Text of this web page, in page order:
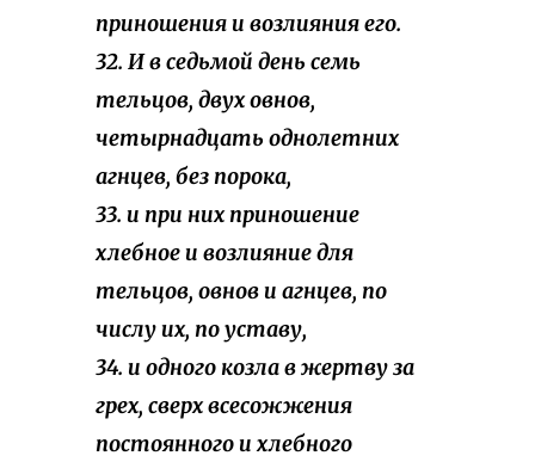
приношения и возлияния его.
32. И в седьмой день семь
тельцов, двух овнов,
четырнадцать однолетних
агнцев, без порока,
33. и при них приношение
хлебное и возлияние для
тельцов, овнов и агнцев, по
числу их, по уставу,
34. и одного козла в жертву за
грех, сверх всесожжения
постоянного и хлебного